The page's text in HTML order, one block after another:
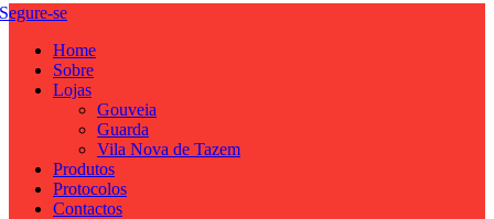
Skip
contentHome
Sobre
Lojas
Gouveia
Guarda
Vila Nova de Tazem
Produtos
Protocolos
Contactos